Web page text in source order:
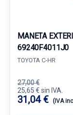
MANETA
69240F4011J0
TOYOTA C-HR
27,00 €
25,65 € sin IVA.
31,04 € (IVA